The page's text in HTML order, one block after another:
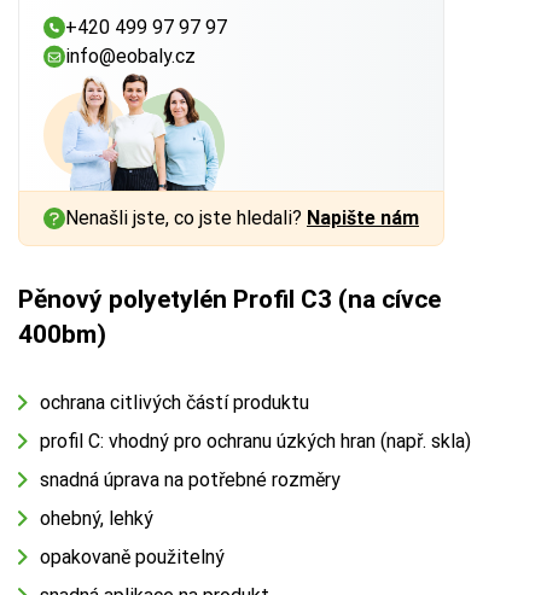
+420 499 97 97 97
info@eobaly.cz
Nenašli jste, co jste hledali? Napište nám
Pěnový polyetylén Profil C3 (na cívce
400bm)
ochrana citlivých částí produktu
profil C: vhodný pro ochranu úzkých hran (např. skla)
snadná úprava na potřebné rozměry
ohebný, lehký
opakovaně použitelný